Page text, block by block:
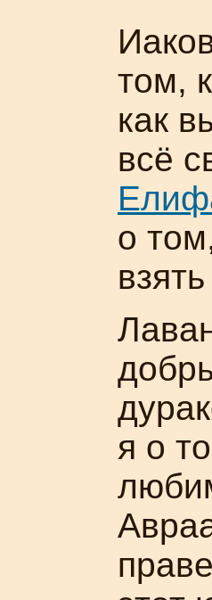
том,
как
всё
о
я о